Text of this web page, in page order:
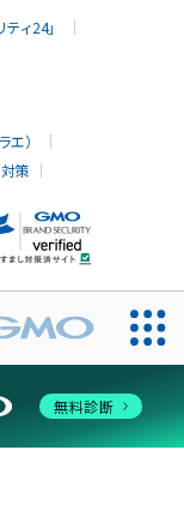
ィ24」
）
策
無料診断